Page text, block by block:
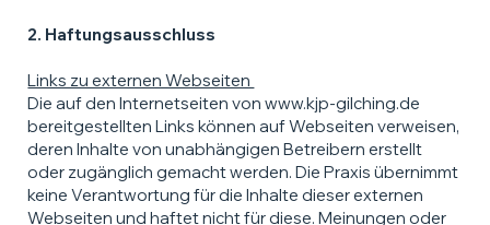
2. Haftungsausschluss
Links zu externen Webseiten
Die auf den Internetseiten vonwww.kjp-gilching.de
bereitgestellten Links können auf Webseiten verweisen,
deren Inhalte von unabhängigen Betreibern erstellt
oder zugänglich gemacht werden. Die Praxis übernimmt
keine Verantwortung für die Inhalte dieser externen
Webseiten und haftet nicht für diese. Meinungen oder